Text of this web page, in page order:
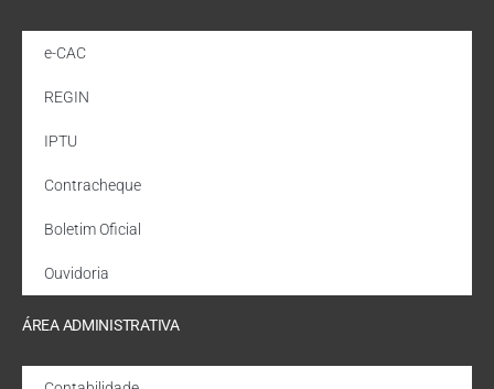
e-CAC
REGIN
IPTU
Contracheque
Boletim Oficial
Ouvidoria
ÁREA ADMINISTRATIVA